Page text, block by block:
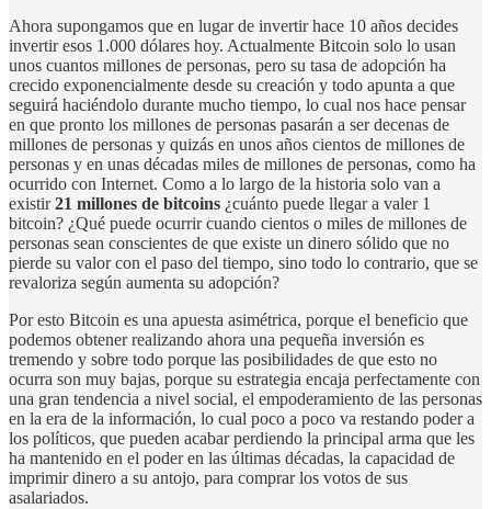
Ahora supongamos que en lugar de invertir hace 10 años decides
invertir esos 1.000 dólares hoy. Actualmente Bitcoin solo lo usan
unos cuantos millones de personas, pero su tasa de adopción ha
crecido exponencialmente desde su creación y todo apunta a que
seguirá haciéndolo durante mucho tiempo, lo cual nos hace pensar
en que pronto los millones de personas pasarán a ser decenas de
millones de personas y quizás en unos años cientos de millones de
personas y en unas décadas miles de millones de personas, como ha
ocurrido con Internet. Como a lo largo de la historia solo van a
existir21 millones de bitcoins ¿cuánto puede llegar a valer 1
bitcoin? ¿Qué puede ocurrir cuando cientos o miles de millones de
personas sean conscientes de que existe un dinero sólido que no
pierde su valor con el paso del tiempo, sino todo lo contrario, que se
revaloriza según aumenta su adopción?
Por esto Bitcoin es una apuesta asimétrica, porque el beneficio que
podemos obtener realizando ahora una pequeña inversión es
tremendo y sobre todo porque las posibilidades de que esto no
ocurra son muy bajas, porque su estrategia encaja perfectamente con
una gran tendencia a nivel social, el empoderamiento de las personas
en la era de la información, lo cual poco a poco va restando poder a
los políticos, que pueden acabar perdiendo la principal arma que les
ha mantenido en el poder en las últimas décadas, la capacidad de
imprimir dinero a su antojo, para comprar los votos de sus
asalariados.